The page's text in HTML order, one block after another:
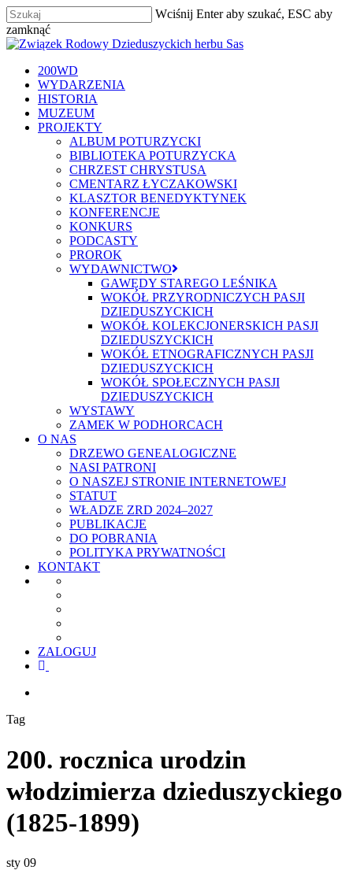
Skip
to
main
Wciśnij Enter aby szukać, ESC aby
zamknąć
Zamknij
szukaj
Menu
200WD
WYDARZENIA
HISTORIA
MUZEUM
PROJEKTY
ALBUM POTURZYCKI
BIBLIOTEKA POTURZYCKA
CHRZEST CHRYSTUSA
CMENTARZ ŁYCZAKOWSKI
KLASZTOR BENEDYKTYNEK
KONFERENCJE
KONKURS
PODCASTY
PROROK
WYDAWNICTWO
GAWĘDY STAREGO LEŚNIKA
WOKÓŁ PRZYRODNICZYCH PASJI
DZIEDUSZYCKICH
WOKÓŁ KOLEKCJONERSKICH PASJI
DZIEDUSZYCKICH
WOKÓŁ ETNOGRAFICZNYCH PASJI
DZIEDUSZYCKICH
WOKÓŁ SPOŁECZNYCH PASJI
DZIEDUSZYCKICH
WYSTAWY
ZAMEK W PODHORCACH
O NAS
DRZEWO GENEALOGICZNE
NASI PATRONI
O NASZEJ STRONIE INTERNETOWEJ
STATUT
WŁADZE ZRD 2024–2027
PUBLIKACJE
DO POBRANIA
POLITYKA PRYWATNOŚCI
KONTAKT
ZALOGUJ
facebook
Tag
200. rocznica urodzin
włodzimierza dzieduszyckiego
(1825-1899)
sty 09